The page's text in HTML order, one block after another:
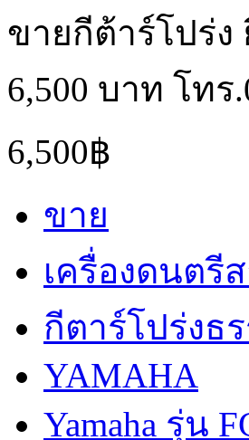
ขายกีต้าร์โปร่ง
6,500 บาท โทร
6,500฿
ขาย
เครื่องดนตรี
กีตาร์โปร่งธ
YAMAHA
Yamaha รุ่น